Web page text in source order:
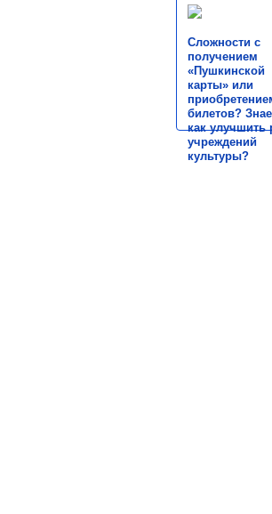
Сложности с
получением
«Пушкинской
карты» или
билетов?
как улучшить
учреждений
культуры?